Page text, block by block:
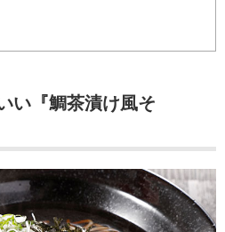
い『鯛茶漬け風そ